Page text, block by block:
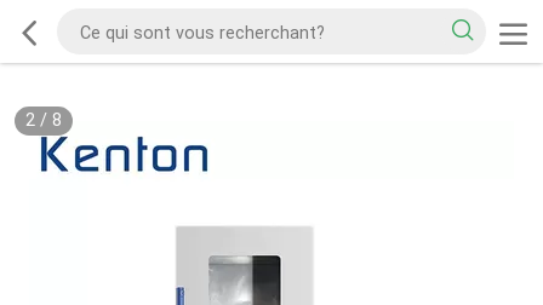
2/ 8